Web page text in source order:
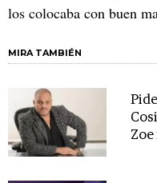
los colocaba con buen
MIRA TAMBIÉN